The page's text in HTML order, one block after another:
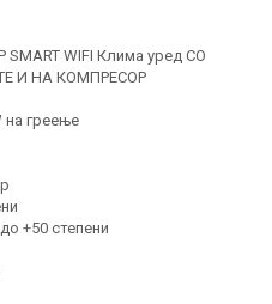
SMART WIFI Клима уред СО
И НА КОМПРЕСОР
на греење
+50 степени